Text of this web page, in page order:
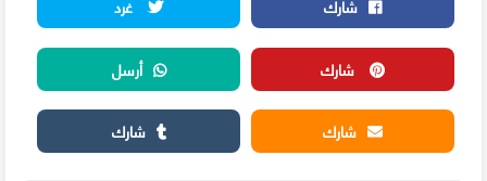
شارك
أرسل
شارك
شارك